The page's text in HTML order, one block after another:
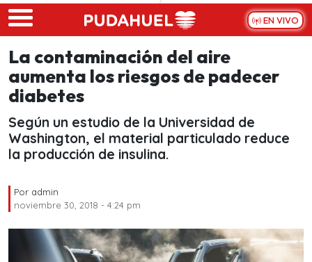
Skip to main content
EN VIVO
La contaminación del aire
aumenta los riesgos de padecer
diabetes
Según un estudio de la Universidad de
Washington, el material particulado reduce
la producción de insulina.
Por admin
noviembre 30, 2018 - 4:24 pm